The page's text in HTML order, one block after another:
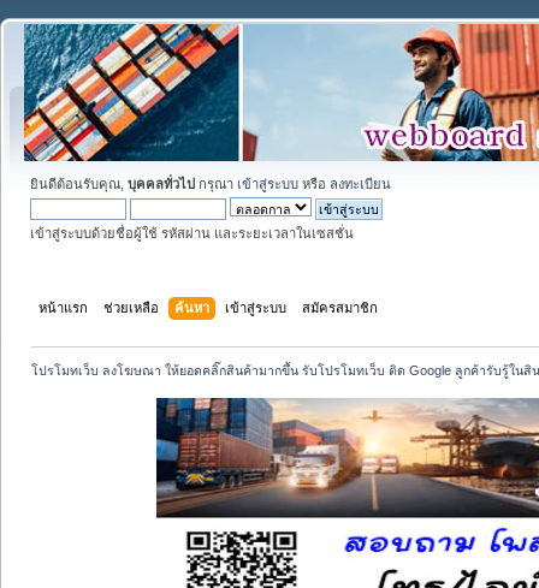
ยินดีต้อนรับคุณ, บุคคลทั่วไป กรุณา เข้าสู่ระบบ หรือ ลงทะเบียน
เข้าสู่ระบบด้วยชื่อผู้ใช้ รหัสผ่าน และระยะเวลาในเซสชั่น
หน้าแรก ช่วยเหลือ ค้นหา เข้าสู่ระบบ สมัครสมาชิก
โปรโมทเว็บ ลงโฆษณา ให้ยอดคลิ๊กสินค้ามากขึ้น รับโปรโมทเว็บ ติด Google ลูกค้ารับรู้ใน